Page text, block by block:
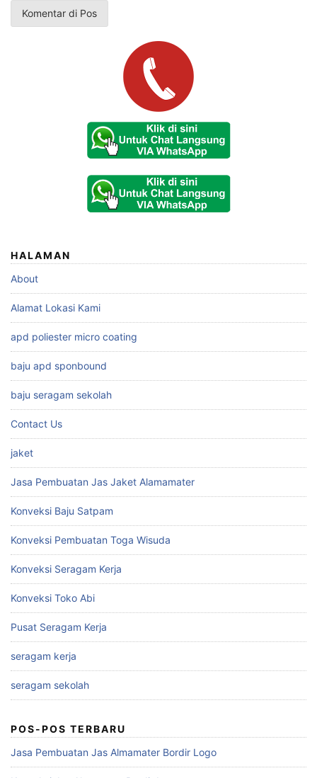
HALAMAN
About
Alamat Lokasi Kami
apd poliester micro coating
baju apd sponbound
baju seragam sekolah
Contact Us
jaket
Jasa Pembuatan Jas Jaket Alamamater
Konveksi Baju Satpam
Konveksi Pembuatan Toga Wisuda
Konveksi Seragam Kerja
Konveksi Toko Abi
Pusat Seragam Kerja
seragam kerja
seragam sekolah
POS-POS TERBARU
Jasa Pembuatan Jas Almamater Bordir Logo